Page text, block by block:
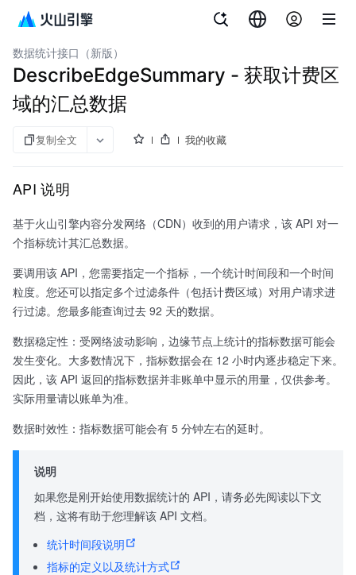
内容分发网络
数据统计接口（新版）
DescribeEdgeSummary - 获取计费区
域的汇总数据
复制全文 我的收藏
API 说明
基于火山引擎内容分发网络（CDN）收到的用户请求，该 API 对一
个指标统计其汇总数据。
要调用该 API，您需要指定一个指标，一个统计时间段和一个时间
粒度。您还可以指定多个过滤条件（包括计费区域）对用户请求进
行过滤。您最多能查询过去 92 天的数据。
数据稳定性：受网络波动影响，边缘节点上统计的指标数据可能会
发生变化。大多数情况下，指标数据会在 12 小时内逐步稳定下来。
因此，该 API 返回的指标数据并非账单中显示的用量，仅供参考。
实际用量请以账单为准。
数据时效性：指标数据可能会有 5 分钟左右的延时。
说明
如果您是刚开始使用数据统计的 API，请务必先阅读以下文
档，这将有助于您理解该 API 文档。
统计时间段说明
指标的定义以及统计方式